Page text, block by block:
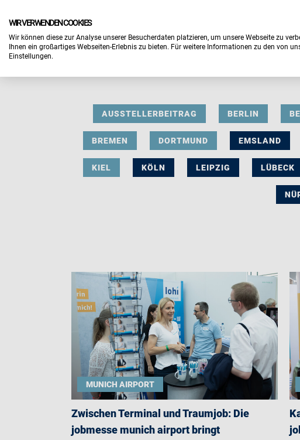
AUSSTELLERBEITRAG BERLIN
BREMEN DORTMUND EMSLAND
KIEL KÖLN LEIPZIG LÜBECK
MUNICH AIRPORT
Zwischen Terminal und Traumjob: Die
jobmesse munich airport bringt
WIR VERWENDEN COOKIES
Wir können diese zur Analyse unserer Besucherdaten platzieren, um unsere Webseite zu
Ihnen ein großartiges Webseiten-Erlebnis zu bieten. Für weitere Informationen zu den von
Einstellungen.